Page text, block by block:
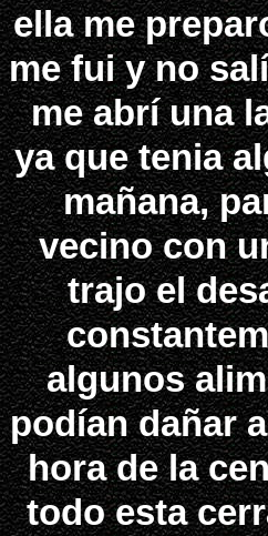
ella me
me fui y no
me abrí una
ya que tenia
mañana,
vecino con
trajo el
algunos
podían dañar
hora de la
todo esta